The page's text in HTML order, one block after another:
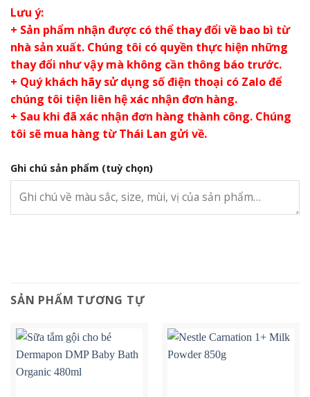
Lưu ý:
+ Sản phẩm nhận được có thể thay đổi về bao bì từ
nhà sản xuất. Chúng tôi có quyền thực hiện những
thay đổi như vậy mà không cần thông báo trước.
+ Quý khách hãy sử dụng số điện thoại có Zalo để
chúng tôi tiện liên hệ xác nhận đơn hàng.
+ Sau khi đã xác nhận đơn hàng thành công. Chúng
tôi sẽ mua hàng từ Thái Lan gửi về.
Ghi chú sản phẩm (tuỳ chọn)
SẢN PHẨM TƯƠNG TỰ